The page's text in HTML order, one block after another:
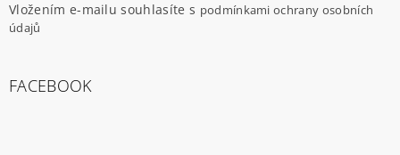
Vložením e-mailu souhlasíte s podmínkami ochrany osobních
údajů
FACEBOOK